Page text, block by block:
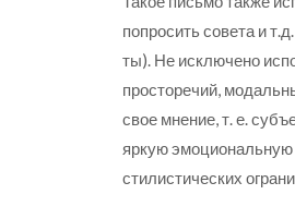
попросить совета и
ты). Не исключено
просторечий,
свое мнение, т. е.
яркую эмоциональную
стилистических